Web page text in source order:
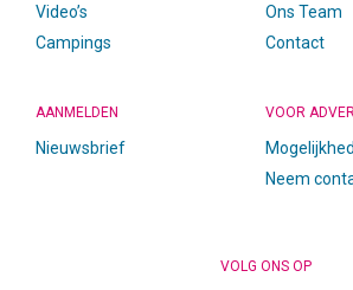
Video’s
Campings
Ons Team
Contact
AANMELDEN
Nieuwsbrief
VOOR
Neem
VOLG ONS OP